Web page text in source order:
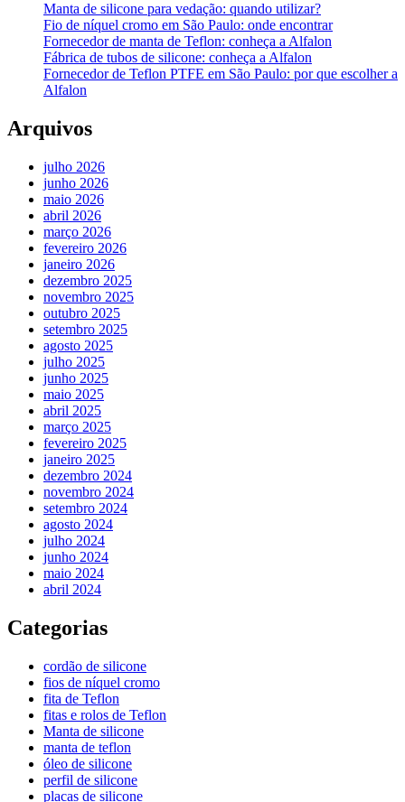
Manta de silicone para vedação: quando utilizar?
Fio de níquel cromo em São Paulo: onde encontrar
Fornecedor de manta de Teflon: conheça a Alfalon
Fábrica de tubos de silicone: conheça a Alfalon
Fornecedor de Teflon PTFE em São Paulo: por que escolher a
Alfalon
Arquivos
julho 2026
junho 2026
maio 2026
abril 2026
março 2026
fevereiro 2026
janeiro 2026
dezembro 2025
novembro 2025
outubro 2025
setembro 2025
agosto 2025
julho 2025
junho 2025
maio 2025
abril 2025
março 2025
fevereiro 2025
janeiro 2025
dezembro 2024
novembro 2024
setembro 2024
agosto 2024
julho 2024
junho 2024
maio 2024
abril 2024
Categorias
cordão de silicone
fios de níquel cromo
fita de Teflon
fitas e rolos de Teflon
Manta de silicone
manta de teflon
óleo de silicone
perfil de silicone
placas de silicone